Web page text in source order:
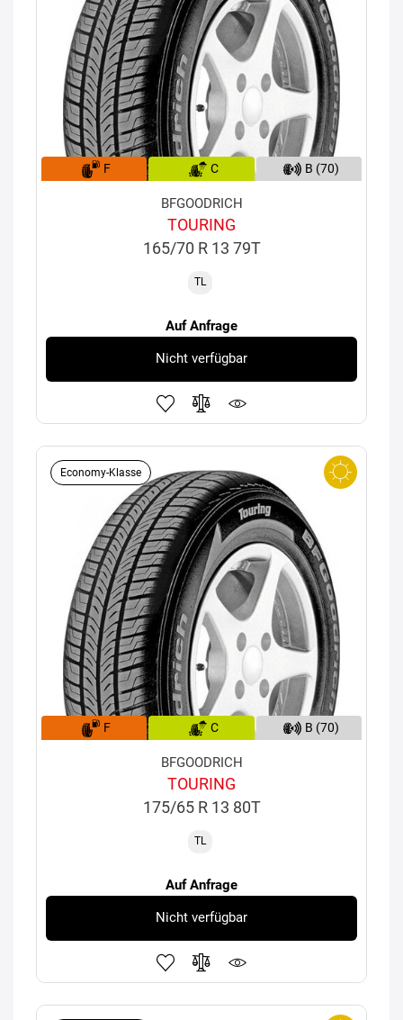
F C B (70)
BFGOODRICH
TOURING
165/70 R 13 79T
TL
Auf Anfrage
Nicht verfügbar
Economy-Klasse
F C B (70)
BFGOODRICH
TOURING
175/65 R 13 80T
TL
Auf Anfrage
Nicht verfügbar